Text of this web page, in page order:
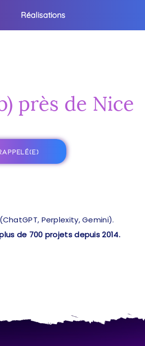
Réalisations
près de Nice
Perplexity, Gemini).
de 700 projets depuis 2014.